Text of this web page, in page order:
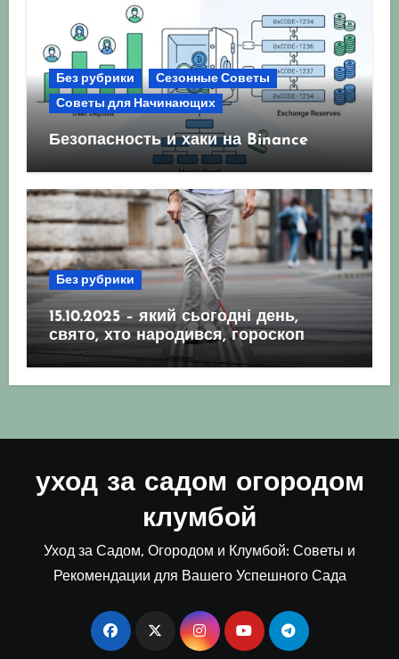
Без рубрики
Сезонные Советы
Советы для Начинающих
Безопасность и хаки на Binance
Без рубрики
15.10.2025 – який сьогодні день,
свято, хто народився, гороскоп
уход за садом огородом
клумбой
Уход за Садом, Огородом и Клумбой: Советы и
Рекомендации для Вашего Успешного Сада